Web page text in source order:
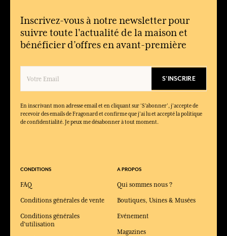
Inscrivez-vous à notre newsletter pour
suivre toute l'actualité de la maison et
bénéficier d’offres en avant-première
S'INSCRIRE
En inscrivant mon adresse email et en cliquant sur ‘S’abonner’, j'accepte de
recevoir des emails de Fragonard et confirme que j'ai lu et accepté la politique
de confidentialité. Je peux me désabonner à tout moment.
CONDITIONS
FAQ
Conditions générales de vente
Conditions générales
d'utilisation
A PROPOS
Qui sommes nous ?
Boutiques, Usines & Musées
Evénement
Magazines